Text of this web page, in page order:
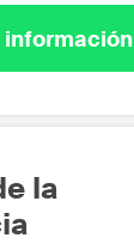
información
la